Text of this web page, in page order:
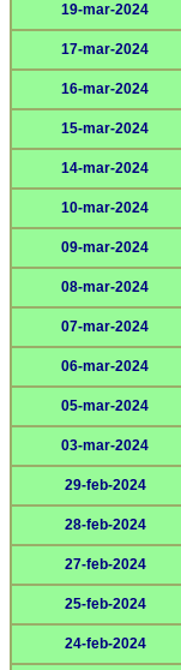
19-mar-2024
17-mar-2024
16-mar-2024
15-mar-2024
14-mar-2024
10-mar-2024
09-mar-2024
08-mar-2024
07-mar-2024
06-mar-2024
05-mar-2024
03-mar-2024
29-feb-2024
28-feb-2024
27-feb-2024
25-feb-2024
24-feb-2024